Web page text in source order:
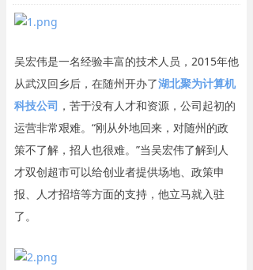
客户案例
关于聚为
资讯动态
联系我们
吴宏伟是一名经验丰富的技术人员，2015年他
从武汉回乡后，在随州开办了湖北聚为计算机
科技公司 ，苦于没有人才和资源，公司起初的
运营非常艰难。“刚从外地回来，对随州的政
策不了解，招人也很难。”当吴宏伟了解到人
才双创超市可以给创业者提供场地、政策申
报、人才招培等方面的支持，他立马就入驻
了。